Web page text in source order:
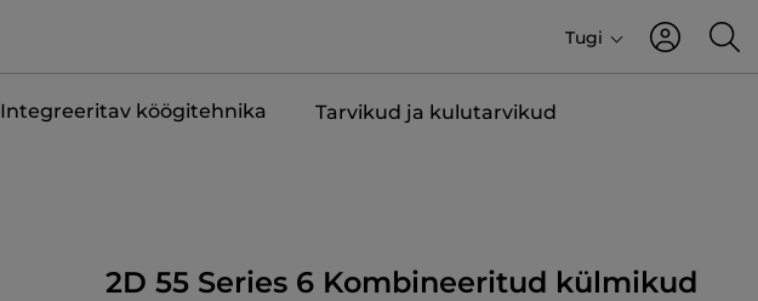
Tugi
Integreeritav köögitehnika Tarvikud ja kulutarvikud
2D 55 Series 6 Kombineeritud külmikud